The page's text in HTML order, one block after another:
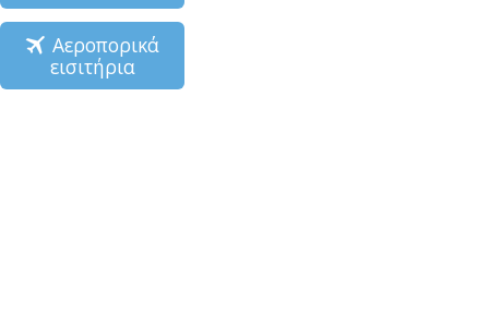
Αεροπορικά
εισιτήρια